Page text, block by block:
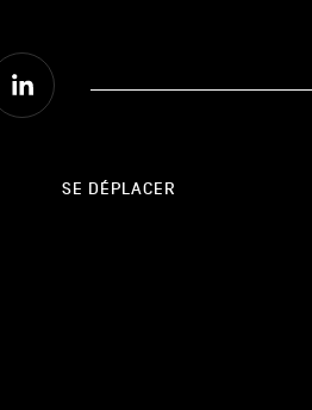
SE DÉPLACER